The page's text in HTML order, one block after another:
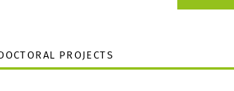
PROJECTS